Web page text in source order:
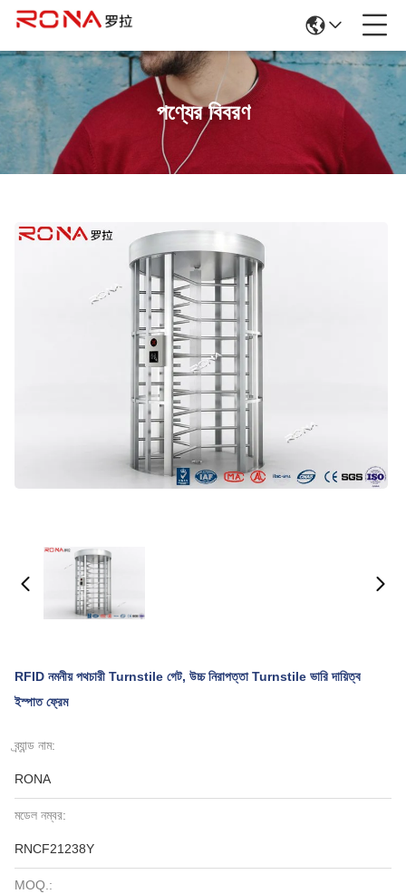
পণ্যের বিবরণ
RFID নমনীয় পথচারী Turnstile গেট, উচ্চ নিরাপত্তা Turnstile ভারি দায়িত্ব
ইস্পাত ফ্রেম
ব্র্যান্ড নাম:
RONA
মডেল নম্বর:
RNCF21238Y
MOQ.: